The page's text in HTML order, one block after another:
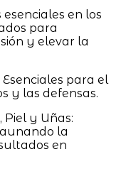
en los
para
y elevar la
para el
y las defensas.
Piel y Uñas:
la
en